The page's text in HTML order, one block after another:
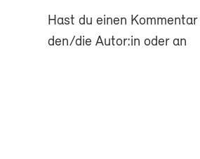
Hast du einen
den/die Autor:in oder an